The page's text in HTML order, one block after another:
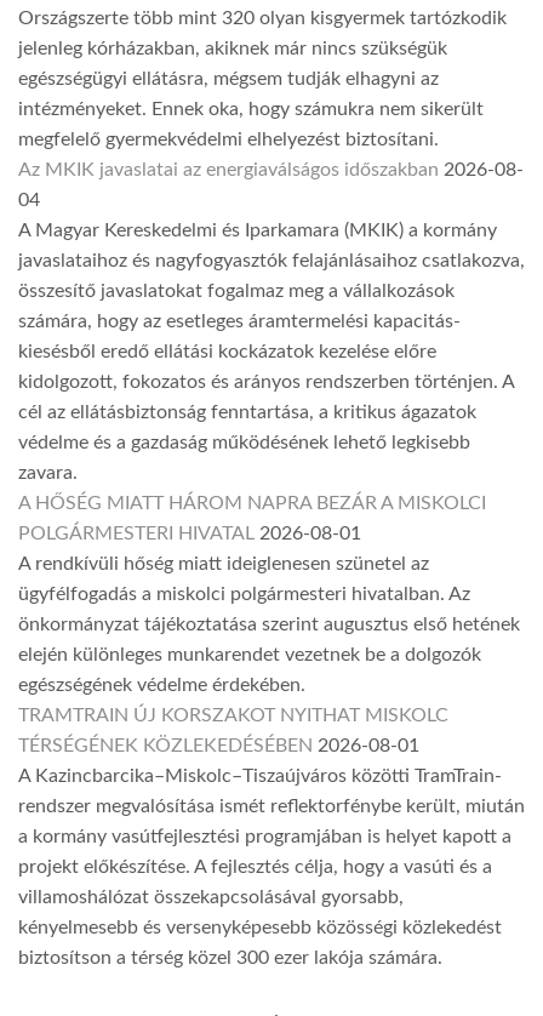
Országszerte több mint 320 olyan kisgyermek tartózkodik
jelenleg kórházakban, akiknek már nincs szükségük
egészségügyi ellátásra, mégsem tudják elhagyni az
intézményeket. Ennek oka, hogy számukra nem sikerült
megfelelő gyermekvédelmi elhelyezést biztosítani.
Az MKIK javaslatai az energiaválságos időszakban 2026-08-
04
A Magyar Kereskedelmi és Iparkamara (MKIK) a kormány
javaslataihoz és nagyfogyasztók felajánlásaihoz csatlakozva,
összesítő javaslatokat fogalmaz meg a vállalkozások
számára, hogy az esetleges áramtermelési kapacitás-
kiesésből eredő ellátási kockázatok kezelése előre
kidolgozott, fokozatos és arányos rendszerben történjen. A
cél az ellátásbiztonság fenntartása, a kritikus ágazatok
védelme és a gazdaság működésének lehető legkisebb
zavara.
A HŐSÉG MIATT HÁROM NAPRA BEZÁR A MISKOLCI
POLGÁRMESTERI HIVATAL 2026-08-01
A rendkívüli hőség miatt ideiglenesen szünetel az
ügyfélfogadás a miskolci polgármesteri hivatalban. Az
önkormányzat tájékoztatása szerint augusztus első hetének
elején különleges munkarendet vezetnek be a dolgozók
egészségének védelme érdekében.
TRAMTRAIN ÚJ KORSZAKOT NYITHAT MISKOLC
TÉRSÉGÉNEK KÖZLEKEDÉSÉBEN 2026-08-01
A Kazincbarcika–Miskolc–Tiszaújváros közötti TramTrain-
rendszer megvalósítása ismét reflektorfénybe került, miután
a kormány vasútfejlesztési programjában is helyet kapott a
projekt előkészítése. A fejlesztés célja, hogy a vasúti és a
villamoshálózat összekapcsolásával gyorsabb,
kényelmesebb és versenyképesebb közösségi közlekedést
biztosítson a térség közel 300 ezer lakója számára.